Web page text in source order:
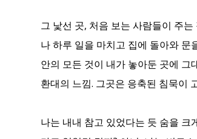
그 낯선 곳, 처음 보는 사람들이 주
나 하루 일을 마치고 집에 돌아와 문
안의 모든 것이 내가 놓아둔 곳에
환대의 느낌. 그곳은 응축된 침묵이
나는 내내 참고 있었다는 듯 숨을 크